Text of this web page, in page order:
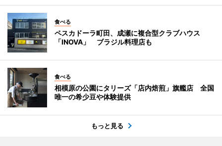
食べる
ペスカドーラ町田、成瀬に複合型クラブハウス
「INOVA」 ブラジル料理店も
食べる
相模原の公園にタリーズ「店内焙煎」旗艦店 全国
唯一の希少豆や体験提供
もっと見る